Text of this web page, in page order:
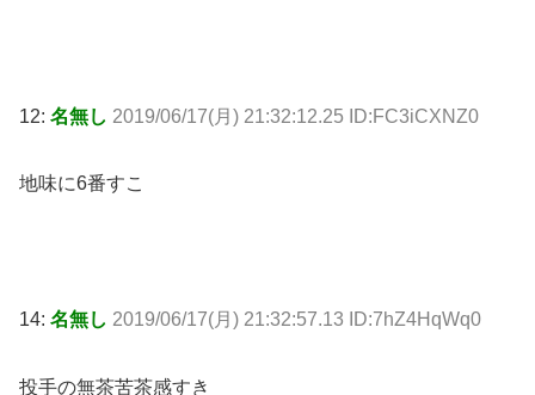
12: 名無し 2019/06/17(月) 21:32:12.25 ID:FC3iCXNZ0
地味に6番すこ
14: 名無し 2019/06/17(月) 21:32:57.13 ID:7hZ4HqWq0
投手の無茶苦茶感すき